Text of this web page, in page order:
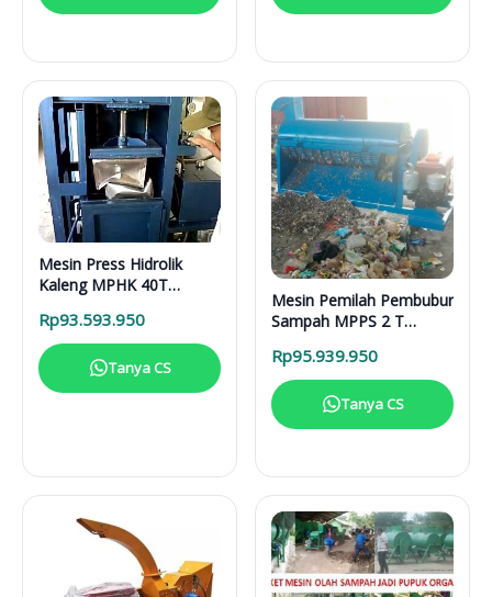
Mesin Press Hidrolik
Kaleng MPHK 40T
Rp93.593.950
Tanya CS
Mesin Pemilah Pembubur
Sampah MPPS 2 T
Rp95.939.950
Tanya CS